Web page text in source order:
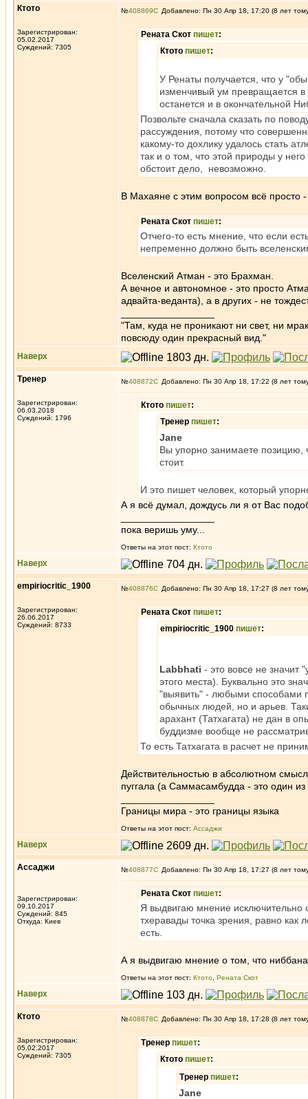
Ктото
Зарегистрирован:
05.02.2017
Суждений: 7305
№408869 Добавлено: Пн 30 Апр 18, 17:20 (8 лет
Рената Скот пишет:
Ктото пишет:
У Ренаты получается, что у
изменчивый ум превращается
останется и в окончательной
Позвольте сначала сказать по
рассуждения, потому что
какому-то дохлику удалось стать
так и о том, что этой природы у
обстоит дело, невозможно.
В Махаяне с этим вопросом всё просто
Рената Скот пишет:
Отчего-то есть мнение, что если
непременно должно быть
Вселенский Атман - это Брахман.
А вечное и автономное - это просто
адвайта-веданта), а в других - не
"Там, куда не проникают ни свет, ни
повсюду один прекрасный вид."
Наверх
Тренер
Зарегистрирован:
06.03.2018
Суждений: 1796
№408872 Добавлено: Пн 30 Апр 18, 17:22 (8 лет
Ктото пишет:
Тренер пишет:
Jane
Вы упорно занимаете позицию,
стоит.
И это пишет человек, который
А я всё думал, дождусь ли я от Вас
пока веришь уму...
Ответы на этот пост: Ктото
Наверх
empiriocritic_1900
Зарегистрирован:
26.06.2017
Суждений: 8733
№408876 Добавлено: Пн 30 Апр 18, 17:27 (8 лет
Рената Скот пишет:
empiriocritic_1900 пишет:
Labbhati - это вовсе не значит
этого места). Буквально это
"выявить" - любыми способами
обычных людей, но и арьев.
арахант (Татхагата) не дан в
буддизме вообще не
То есть Татхагата в расчет не
Действительностью в абсолютном
пуггала (а Саммасамбудда - это один
Границы мира - это границы языка
Ответы на этот пост: Ассаджи
Наверх
Ассаджи
Зарегистрирован:
09.10.2017
Суждений: 845
Откуда: Киев
№408877 Добавлено: Пн 30 Апр 18, 17:27 (8 лет
Рената Скот пишет:
Я выдвигаю мнение исключительно
тхеравады точка зрения, равно как
есть.
А я выдвигаю мнение о том, что
Ответы на этот пост: Ктото Рената Скот
Наверх
Ктото
Зарегистрирован:
05.02.2017
Суждений: 7305
№408878 Добавлено: Пн 30 Апр 18, 17:28 (8 лет
Тренер пишет:
Ктото пишет:
Тренер пишет:
Jane